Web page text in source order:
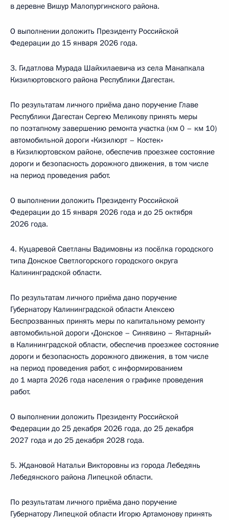
в деревне Вишур Малопургинского района.
О выполнении доложить Президенту Российской
Федерации до 15 января 2026 года.
3. Гидатлова Мурада Шайхилаевича из села Манапкала
Кизилюртовского района Республики Дагестан.
По результатам личного приёма дано поручение Главе
Республики Дагестан Сергею Меликову принять меры
по поэтапному завершению ремонта участка (км 0 – км 10)
автомобильной дороги «Кизилюрт – Костек»
в Кизилюртовском районе, обеспечив проезжее состояние
дороги и безопасность дорожного движения, в том числе
на период проведения работ.
О выполнении доложить Президенту Российской
Федерации до 15 января 2026 года и до 25 октября
2026 года.
4. Куцаревой Светланы Вадимовны из посёлка городского
типа Донское Светлогорского городского округа
Калининградской области.
По результатам личного приёма дано поручение
Губернатору Калининградской области Алексею
Беспрозванных принять меры по капитальному ремонту
автомобильной дороги «Донское – Синявино – Янтарный»
в Калининградской области, обеспечив проезжее состояние
дороги и безопасность дорожного движения, в том числе
на период проведения работ, с информированием
до 1 марта 2026 года населения о графике проведения
работ.
О выполнении доложить Президенту Российской
Федерации до 25 декабря 2026 года, до 25 декабря
2027 года и до 25 декабря 2028 года.
5. Ждановой Натальи Викторовны из города Лебедянь
Лебедянского района Липецкой области.
По результатам личного приёма дано поручение
Губернатору Липецкой области Игорю Артамонову принять